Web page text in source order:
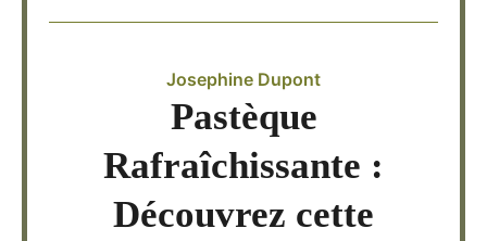
Josephine Dupont
Pastèque
Rafraîchissante :
Découvrez cette